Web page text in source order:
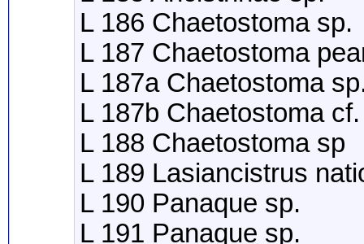
L 186 Chaetostoma sp.
L 187 Chaetostoma
L 187a Chaetostoma
L 187b Chaetostoma
L 188 Chaetostoma sp
L 189 Lasiancistrus
L 190 Panaque sp.
L 191 Panaque sp.